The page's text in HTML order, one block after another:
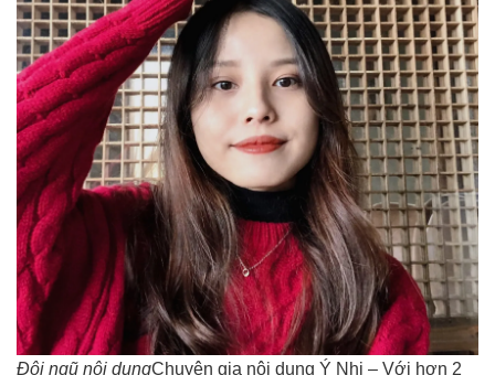
Đội ngũ nội dungChuyên gia nội dung Ý Nhi – Với hơn 2